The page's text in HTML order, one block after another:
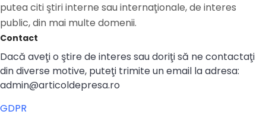
putea citi ştiri interne sau internaţionale, de interes
public, din mai multe domenii.
Contact
Dacă aveţi o ştire de interes sau doriţi să ne contactaţi
din diverse motive, puteţi trimite un email la adresa:
admin@articoldepresa.ro
GDPR